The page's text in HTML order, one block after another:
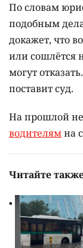
По словам
подобным
докажет, что
или сошлётся
могут
поставит суд.
На прошлой
водителямна
Читайте